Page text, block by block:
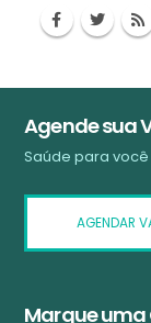
Agende sua
Saúde para
AGENDAR
Marque